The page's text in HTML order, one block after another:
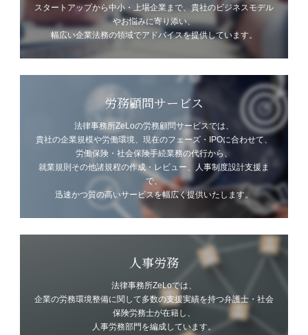
スタートアップから中小・上場企業まで、貴社のビジネスモデル
やお悩みに寄り添い、
幅広い企業法務の領域でアドバイスを提供しています。
労務顧問サービス
法律事務所ZeLoの労務顧問サービスでは、
貴社の企業規模や労働環境、現在のフェーズ・IPOに合わせて、
労働保険・社会保険手続業務の代行から、
就業規則その他諸規程の作成・レビュー、人事制度設計支援ま
で、
迅速かつ質の高いサービスを幅広く提供いたします。
人事労務
法律事務所ZeLoでは、
企業の労務環境整備に関して多数の支援実績を持つ弁護士・社会
保険労務士が在籍し、
人事労務部門を編成しています。